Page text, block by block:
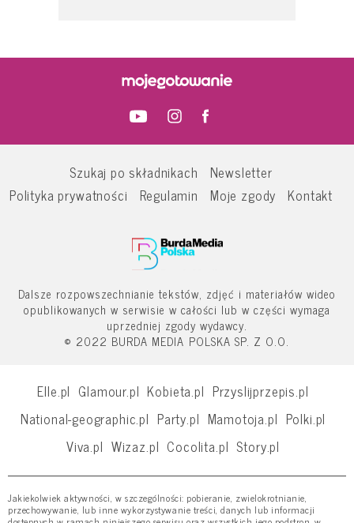
Szukaj po składnikach
Newsletter
Polityka prywatności
Regulamin Moje zgody Kontakt
Dalsze rozpowszechnianie tekstów, zdjęć i materiałów wideo
opublikowanych w serwisie w całości lub w części wymaga
uprzedniej zgody wydawcy.
© 2022 BURDA MEDIA POLSKA SP. Z O.O.
Elle.pl Glamour.pl Kobieta.pl Przyslijprzepis.pl
National-geographic.pl Party.pl Mamotoja.pl Polki.pl
Viva.pl Wizaz.pl Cocolita.pl Story.pl
Jakiekolwiek aktywności, w szczególności: pobieranie, zwielokrotnianie,
przechowywanie, lub inne wykorzystywanie treści, danych lub informacji